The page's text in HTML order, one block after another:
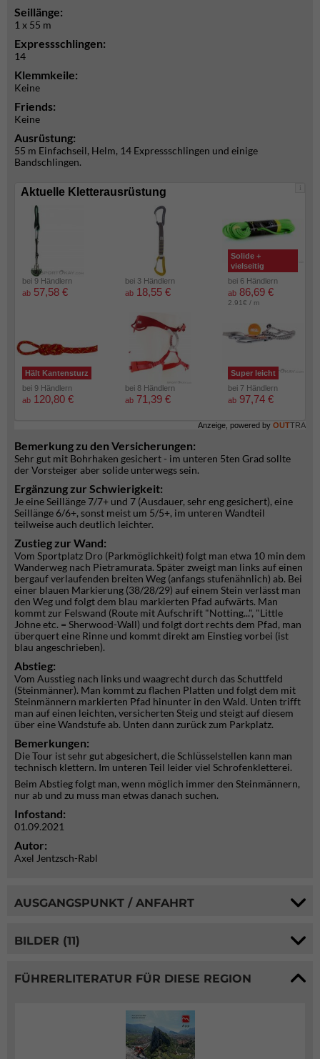
Seillänge:
1 x 55 m
Expressschlingen:
14
Klemmkeile:
Keine
Friends:
Keine
Ausrüstung:
55 m Einfachseil, Helm, 14 Expressschlingen und einige
Bandschlingen.
i
Aktuelle Kletterausrüstung
bei 9 Händlern
ab 57,58 €
bei 3 Händlern
ab 18,55 €
Solide +
vielseitig
bei 6 Händlern
ab 86,69 €
2.91€ / m
Hält Kantensturz
bei 9 Händlern
ab 120,80 €
bei 8 Händlern
ab 71,39 €
Super leicht
bei 7 Händlern
ab 97,74 €
Anzeige, powered by OUTTRA
Bemerkung zu den Versicherungen:
Sehr gut mit Bohrhaken gesichert - im unteren 5ten Grad sollte
der Vorsteiger aber solide unterwegs sein.
Ergänzung zur Schwierigkeit:
Je eine Seillänge 7/7+ und 7 (Ausdauer, sehr eng gesichert), eine
Seillänge 6/6+, sonst meist um 5/5+, im unteren Wandteil
teilweise auch deutlich leichter.
Zustieg zur Wand:
Vom Sportplatz Dro (Parkmöglichkeit) folgt man etwa 10 min dem
Wanderweg nach Pietramurata. Später zweigt man links auf einen
bergauf verlaufenden breiten Weg (anfangs stufenähnlich) ab. Bei
einer blauen Markierung (38/28/29) auf einem Stein verlässt man
den Weg und folgt dem blau markierten Pfad aufwärts. Man
kommt zur Felswand (Route mit Aufschrift "Notting...", "Little
Johne etc. = Sherwood-Wall) und folgt dort rechts dem Pfad, man
überquert eine Rinne und kommt direkt am Einstieg vorbei (ist
blau angeschrieben).
Abstieg:
Vom Ausstieg nach links und waagrecht durch das Schuttfeld
(Steinmänner). Man kommt zu flachen Platten und folgt dem mit
Steinmännern markierten Pfad hinunter in den Wald. Unten trifft
man auf einen leichten, versicherten Steig und steigt auf diesem
über eine Wandstufe ab. Unten dann zurück zum Parkplatz.
Bemerkungen:
Die Tour ist sehr gut abgesichert, die Schlüsselstellen kann man
technisch klettern. Im unteren Teil leider viel Schrofenkletterei.
Beim Abstieg folgt man, wenn möglich immer den Steinmännern,
nur ab und zu muss man etwas danach suchen.
Infostand:
01.09.2021
Autor:
Axel Jentzsch-Rabl
AUSGANGSPUNKT / ANFAHRT
BILDER (11)
FÜHRERLITERATUR FÜR DIESE REGION